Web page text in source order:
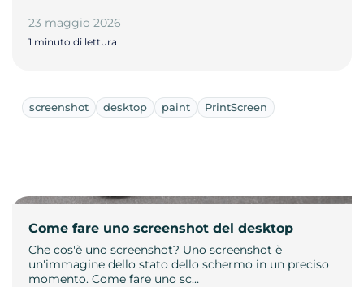
23 maggio 2026
1 minuto di lettura
screenshot desktop paint PrintScreen
Come fare uno screenshot del desktop
Che cos'è uno screenshot? Uno screenshot è
un'immagine dello stato dello schermo in un preciso
momento. Come fare uno sc…